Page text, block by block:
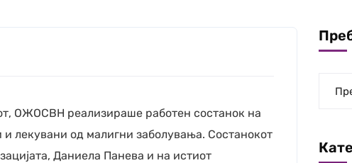
ОЖОСВН реализираше работен состанок на
лекувани од малигни заболувања. Состанокот
Даниела Панева и на истиот